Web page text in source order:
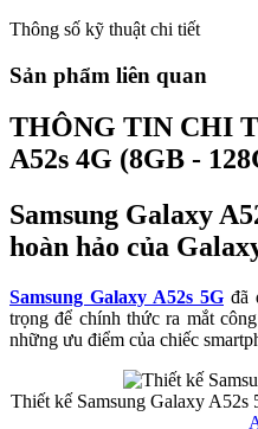
Thông số kỹ thuật chi tiết
Sản phẩm liên quan
THÔNG TIN CHI
A52s 4G (8GB -
Samsung Galaxy
hoàn hảo của
Samsung Galaxy A52s 5G đã
trọng để chính thức ra mắt
những ưu điểm của chiếc
Thiết kế Samsung Galaxy A52s